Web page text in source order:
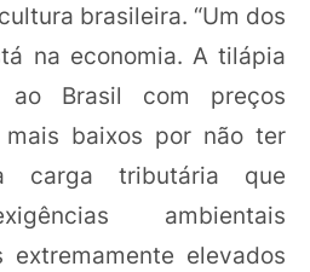
brasileira. “Um dos
na economia. A tilápia
ao Brasil com preços
mais baixos por não ter
tributária que
ambientais
elevados